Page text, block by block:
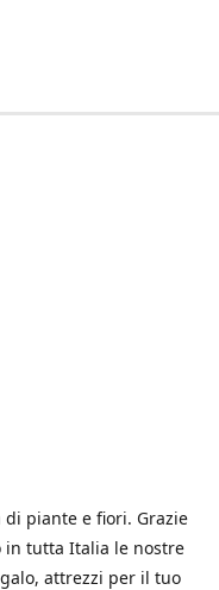
di piante e fiori. Grazie
in tutta Italia le nostre
attrezzi per il tuo